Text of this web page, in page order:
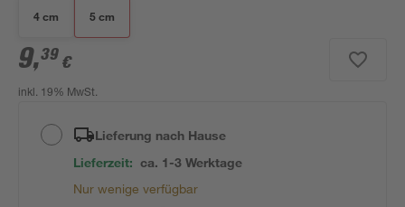
4 cm 5 cm
9,39 €
inkl. 19% MwSt.
Lieferung nach Hause
Lieferzeit: ca. 1-3 Werktage
Nur wenige verfügbar